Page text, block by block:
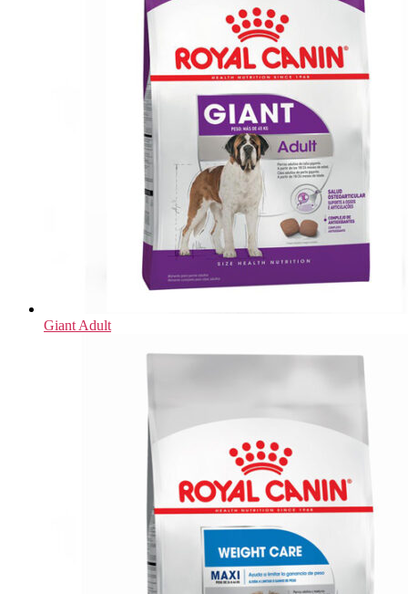
Giant Adult